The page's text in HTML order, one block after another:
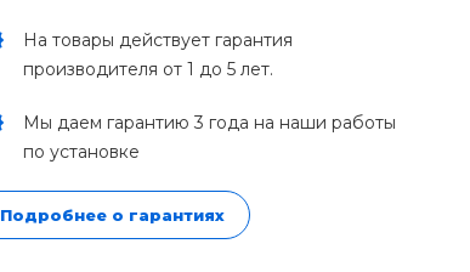
На товары действует гарантия
производителя от 1 до 5 лет.
Мы даем гарантию 3 года на наши работы
по установке
Подробнее о гарантиях